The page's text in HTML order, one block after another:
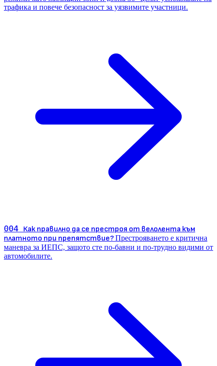
трафика и повече безопасност за уязвимите участници.
004 Как правилно да се престроя от велолента към
платното при препятствие?Престрояването е критична
маневра за ИЕПС, защото сте по-бавни и по-трудно видими от
автомобилите.